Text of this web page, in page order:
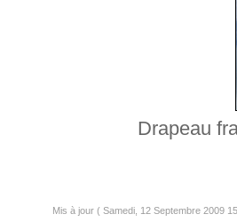
Drapeau
Mis à jour ( Samedi, 12 Septembre 2009